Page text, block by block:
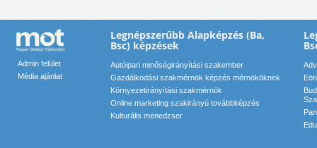
Admin felület
Média ajánlat
Legnépszerűbb Alapképzés (Ba,
Bsc) képzések
Autóipari minőségirányítási szakember
Gazdálkodási szakmérnök képzés mérnököknek
Környezetirányítási szakmérnök
Online marketing szakirányú továbbképzés
Kulturális menedzser